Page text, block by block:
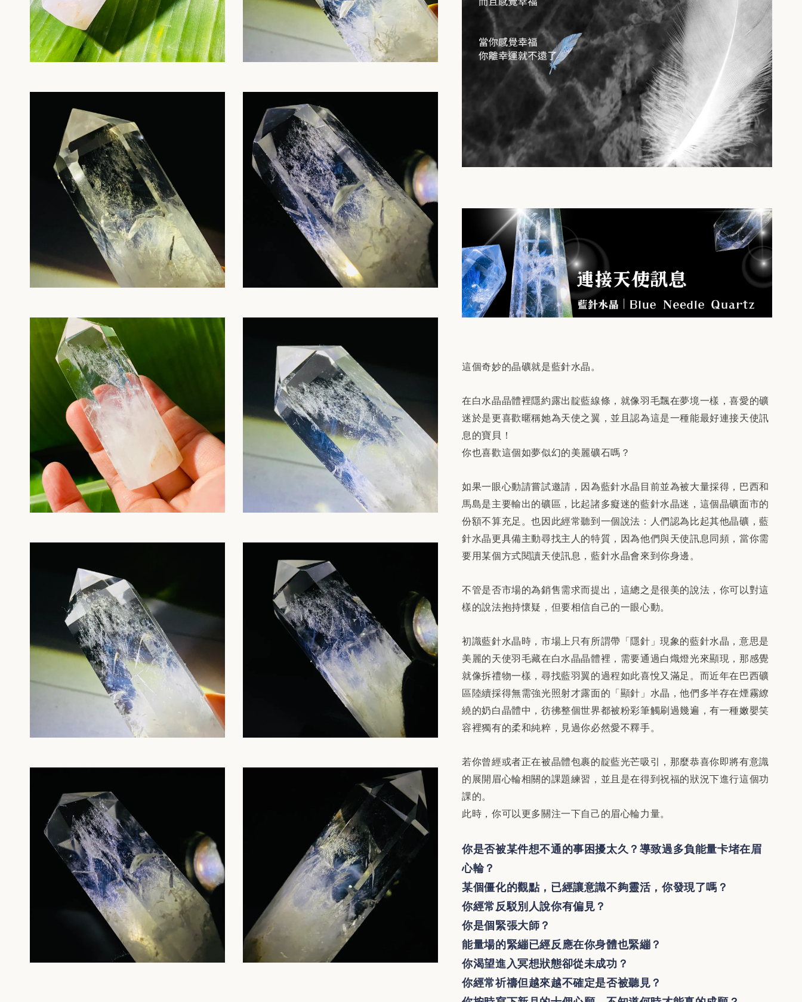
這個奇妙的晶礦就是藍針水晶。
在白水晶晶體裡隱約露出靛藍線條，就像羽毛飄在夢境一樣，喜愛的礦
迷於是更喜歡暱稱她為天使之翼，並且認為這是一種能最好連接天使訊
息的寶貝！
你也喜歡這個如夢似幻的美麗礦石嗎？
如果一眼心動請嘗試邀請，因為藍針水晶目前並為被大量採得，巴西和
馬島是主要輸出的礦區，比起諸多癡迷的藍針水晶迷，這個晶礦面市的
份額不算充足。也因此經常聽到一個說法：人們認為比起其他晶礦，藍
針水晶更具備主動尋找主人的特質，因為他們與天使訊息同頻，當你需
要用某個方式閱讀天使訊息，藍針水晶會來到你身邊。
不管是否市場的為銷售需求而提出，這總之是很美的說法，你可以對這
樣的說法抱持懷疑，但要相信自己的一眼心動。
初識藍針水晶時，市場上只有所謂帶「隱針」現象的藍針水晶，意思是
美麗的天使羽毛藏在白水晶晶體裡，需要通過白熾燈光來顯現，那感覺
就像拆禮物一樣，尋找藍羽翼的過程如此喜悅又滿足。而近年在巴西礦
區陸續採得無需強光照射才露面的「顯針」水晶，他們多半存在煙霧繚
繞的奶白晶體中，彷彿整個世界都被粉彩筆觸刷過幾遍，有一種嫩嬰笑
容裡獨有的柔和純粹，見過你必然愛不釋手。
若你曾經或者正在被晶體包裹的靛藍光芒吸引，那麼恭喜你即將有意識
的展開眉心輪相關的課題練習，並且是在得到祝福的狀況下進行這個功
課的。
此時，你可以更多關注一下自己的眉心輪力量。
你是否被某件想不通的事困擾太久？導致過多負能量卡堵在眉
心輪？
某個僵化的觀點，已經讓意識不夠靈活，你發現了嗎？
你經常反駁別人說你有偏見？
你是個緊張大師？
能量場的緊繃已經反應在你身體也緊繃？
你渴望進入冥想狀態卻從未成功？
你經常祈禱但越來越不確定是否被聽見？